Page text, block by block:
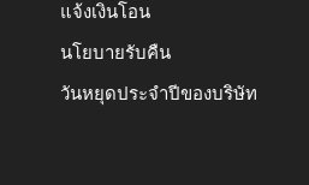
แจ้งเงินโอน
นโยบายรับคืน
วันหยุดประจำปีของบริษัท